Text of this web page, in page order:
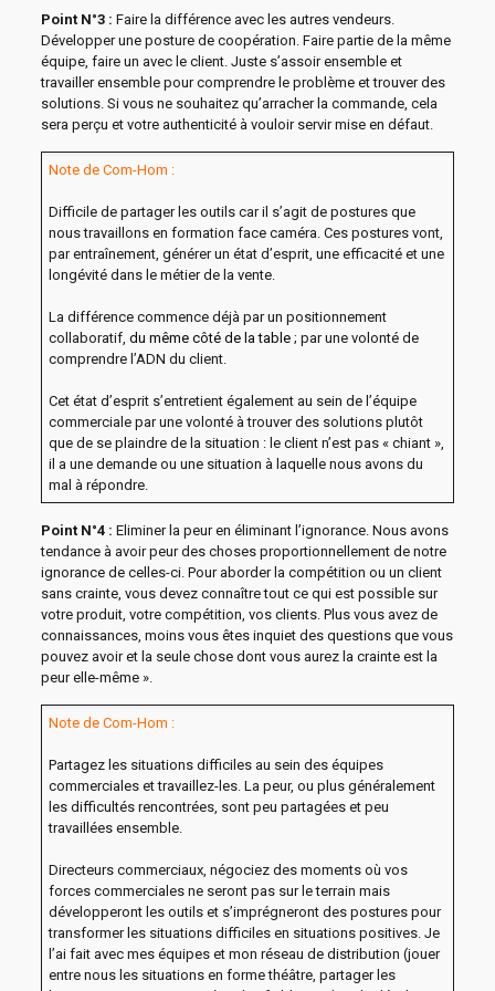
Point N°3 : Faire la différence avec les autres vendeurs.
Développer une posture de coopération. Faire partie de la même
équipe, faire un avec le client. Juste s’assoir ensemble et
travailler ensemble pour comprendre le problème et trouver des
solutions. Si vous ne souhaitez qu’arracher la commande, cela
sera perçu et votre authenticité à vouloir servir mise en défaut.
Note de Com-Hom :
Difficile de partager les outils car il s’agit de postures que
nous travaillons en formation face caméra. Ces postures vont,
par entraînement, générer un état d’esprit, une efficacité et une
longévité dans le métier de la vente.
La différence commence déjà par un positionnement
collaboratif,du même côté de la table ; par une volonté de
comprendre l’ADN du client.
Cet état d’esprit s’entretient également au sein de l’équipe
commerciale par une volonté à trouver des solutions plutôt
que de se plaindre de la situation : le client n’est pas « chiant »,
il a une demande ou une situation à laquelle nous avons du
mal à répondre.
Point N°4 : Eliminer la peur en éliminant l’ignorance. Nous avons
tendance à avoir peur des choses proportionnellement de notre
ignorance de celles-ci. Pour aborder la compétition ou un client
sans crainte, vous devez connaître tout ce qui est possible sur
votre produit, votre compétition, vos clients. Plus vous avez de
connaissances, moins vous êtes inquiet des questions que vous
pouvez avoir et la seule chose dont vous aurez la crainte est la
peur elle-même ».
Note de Com-Hom :
Partagez les situations difficiles au sein des équipes
commerciales et travaillez-les. La peur, ou plus généralement
les difficultés rencontrées, sont peu partagées et peu
travaillées ensemble.
Directeurs commerciaux, négociez des moments où vos
forces commerciales ne seront pas sur le terrain mais
développeront les outils et s’imprégneront des postures pour
transformer les situations difficiles en situations positives. Je
l’ai fait avec mes équipes et mon réseau de distribution (jouer
entre nous les situations en forme théâtre, partager les